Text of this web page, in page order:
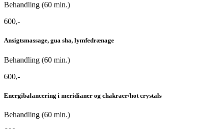
Behandling (60 min.)
600,-
Ansigtsmassage, gua sha, lymfedrænage
Behandling (60 min.)
600,-
Energibalancering i meridianer og chakraer/hot crystals
Behandling (60 min.)